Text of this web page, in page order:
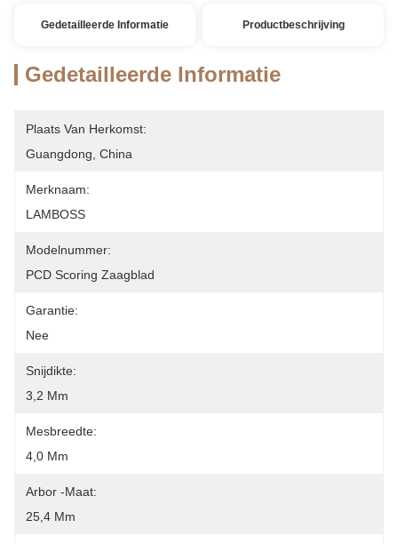
Gedetailleerde Informatie Productbeschrijving
Gedetailleerde Informatie
Plaats Van Herkomst:
Guangdong, China
Merknaam:
LAMBOSS
Modelnummer:
PCD Scoring Zaagblad
Garantie:
Nee
Snijdikte:
3,2 Mm
Mesbreedte:
4,0 Mm
Arbor -maat:
25,4 Mm